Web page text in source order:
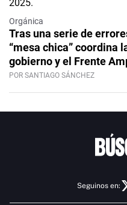
Orgánica
Tras una serie de
“mesa chica” coordina
gobierno y el Frente
POR SANTIAGO SÁNCHEZ
Seguinos en: